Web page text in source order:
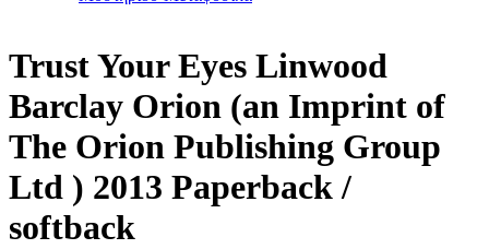
Trust Your Eyes Linwood
Barclay Orion (an Imprint of
The Orion Publishing Group
Ltd ) 2013 Paperback /
softback